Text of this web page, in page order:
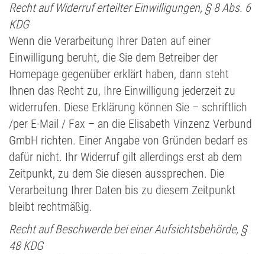
Recht auf Widerruf erteilter Einwilligungen, § 8 Abs. 6
KDG
Wenn die Verarbeitung Ihrer Daten auf einer
Einwilligung beruht, die Sie dem Betreiber der
Homepage gegenüber erklärt haben, dann steht
Ihnen das Recht zu, Ihre Einwilligung jederzeit zu
widerrufen. Diese Erklärung können Sie – schriftlich
/per E-Mail / Fax – an die Elisabeth Vinzenz Verbund
GmbH richten. Einer Angabe von Gründen bedarf es
dafür nicht. Ihr Widerruf gilt allerdings erst ab dem
Zeitpunkt, zu dem Sie diesen aussprechen. Die
Verarbeitung Ihrer Daten bis zu diesem Zeitpunkt
bleibt rechtmäßig.
Recht auf Beschwerde bei einer Aufsichtsbehörde, §
48 KDG